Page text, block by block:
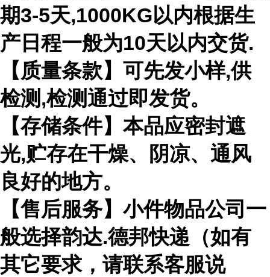
期3-5天,1000KG以内根据生
产日程一般为10天以内交货.
【质量条款】可先发小样,供
检测,检测通过即发货。
【存储条件】本品应密封遮
光,贮存在干燥、阴凉、通风
良好的地方。
【售后服务】小件物品公司一
般选择韵达.德邦快递（如有
其它要求，请联系客服说